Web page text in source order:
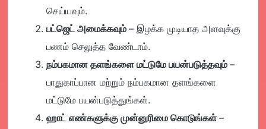
செய்யவும்.
பட்ஜெட் அமைக்கவும் – இழக்க முடியாத அளவுக்கு
பணம் செலுத்த வேண்டாம்.
நம்பகமான தளங்களை மட்டுமே பயன்படுத்தவும் –
பாதுகாப்பான மற்றும் நம்பகமான தளங்களை
மட்டுமே பயன்படுத்துங்கள்.
ஹாட் எண்களுக்கு முன்னுரிமை கொடுங்கள் –